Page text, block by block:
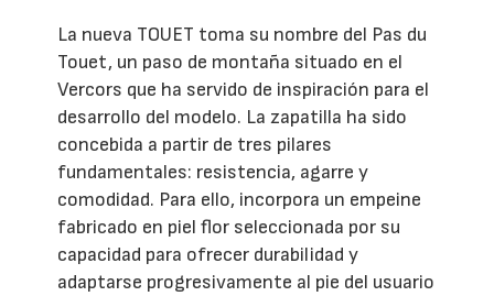
La nueva TOUET toma su nombre del Pas du
Touet, un paso de montaña situado en el
Vercors que ha servido de inspiración para el
desarrollo del modelo. La zapatilla ha sido
concebida a partir de tres pilares
fundamentales: resistencia, agarre y
comodidad. Para ello, incorpora un empeine
fabricado en piel flor seleccionada por su
capacidad para ofrecer durabilidad y
adaptarse progresivamente al pie del usuario